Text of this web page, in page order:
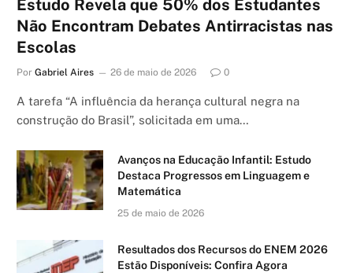
Estudo Revela que 50% dos Estudantes
Não Encontram Debates Antirracistas nas
Escolas
Por Gabriel Aires 26 de maio de 2026 0
A tarefa “A influência da herança cultural negra na
construção do Brasil”, solicitada em uma…
Avanços na Educação Infantil: Estudo
Destaca Progressos em Linguagem e
Matemática
25 de maio de 2026
Resultados dos Recursos do ENEM 2026
Estão Disponíveis: Confira Agora